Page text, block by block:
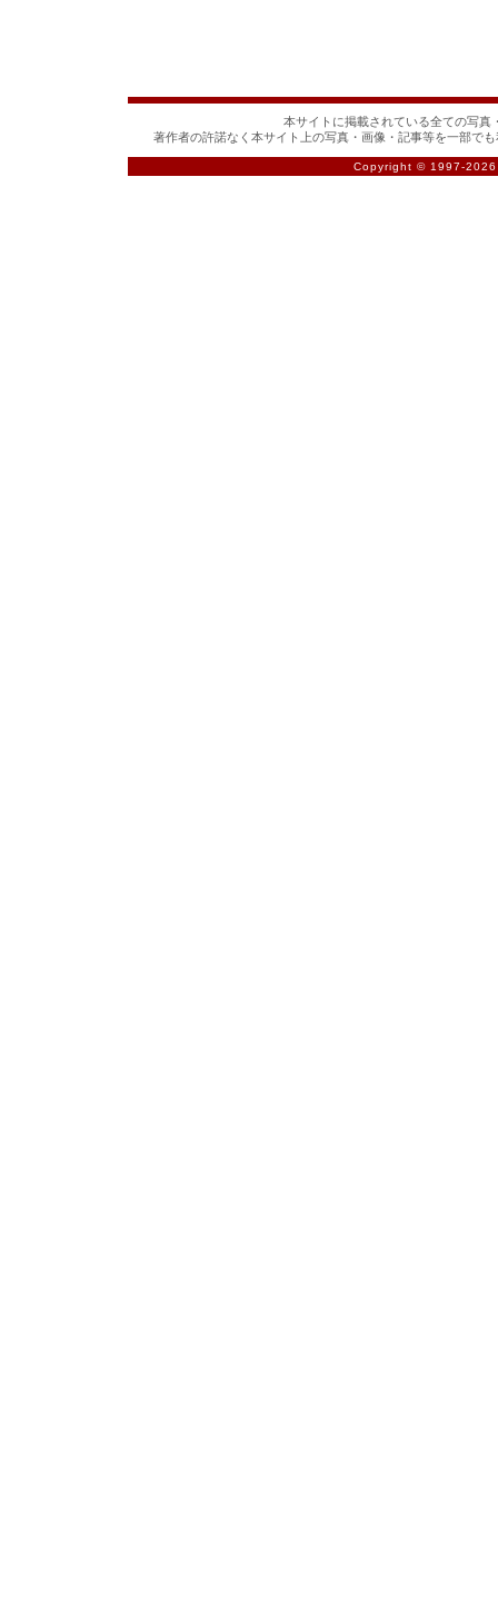
本サイトに掲載されている全ての写真
著作者の許諾なく本サイト上の写真・画像・記事等を一部で
Copyright © 1997-